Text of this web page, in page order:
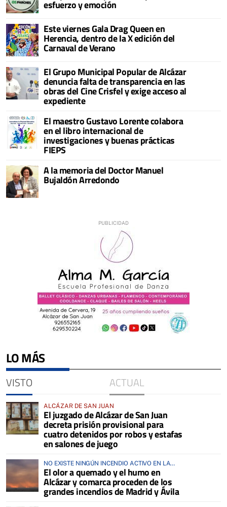
esfuerzo y emoción
Este viernes Gala Drag Queen en
Herencia, dentro de la X edición del
Carnaval de Verano
El Grupo Municipal Popular de Alcázar
denuncia falta de transparencia en las
obras del Cine Crisfel y exige acceso al
expediente
El maestro Gustavo Lorente colabora
en el libro internacional de
investigaciones y buenas prácticas
FIEPS
A la memoria del Doctor Manuel
Bujaldón Arredondo
LO MÁS
VISTO ACTUAL
ALCÁZAR DE SAN JUAN
El juzgado de Alcázar de San Juan
decreta prisión provisional para
cuatro detenidos por robos y estafas
en salones de juego
NO EXISTE NINGÚN INCENDIO ACTIVO EN LA
COMARCA
El olor a quemado y el humo en
Alcázar y comarca proceden de los
grandes incendios de Madrid y Ávila